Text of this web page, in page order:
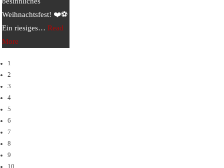
Weihnachtsfest! ❤️⚽
Ein riesiges… Read
More
1
2
3
4
5
6
7
8
9